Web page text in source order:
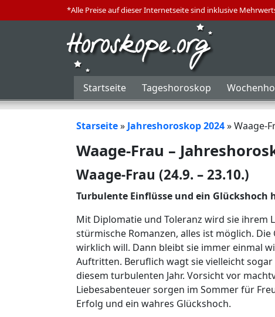
*Alle Preise auf dieser Internetseite sind inklusive
Startseite Tageshoroskop
Starseite» Jahreshoroskop 2024»Waage-
Waage-Frau –
Waage-Frau (24.9. – 23.10.)
Turbulente Einflüsse und ein Glückshoch
Mit Diplomatie und Toleranz wird sie ihrem
stürmische Romanzen, alles ist möglich.
wirklich will. Dann bleibt sie immer einmal
Auftritten. Beruflich wagt sie vielleicht
diesem turbulenten Jahr. Vorsicht vor
Liebesabenteuer sorgen im Sommer für
Erfolg und ein wahres Glückshoch.